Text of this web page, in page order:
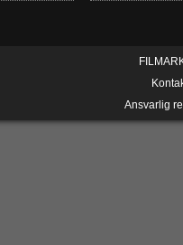
Ansvarlig